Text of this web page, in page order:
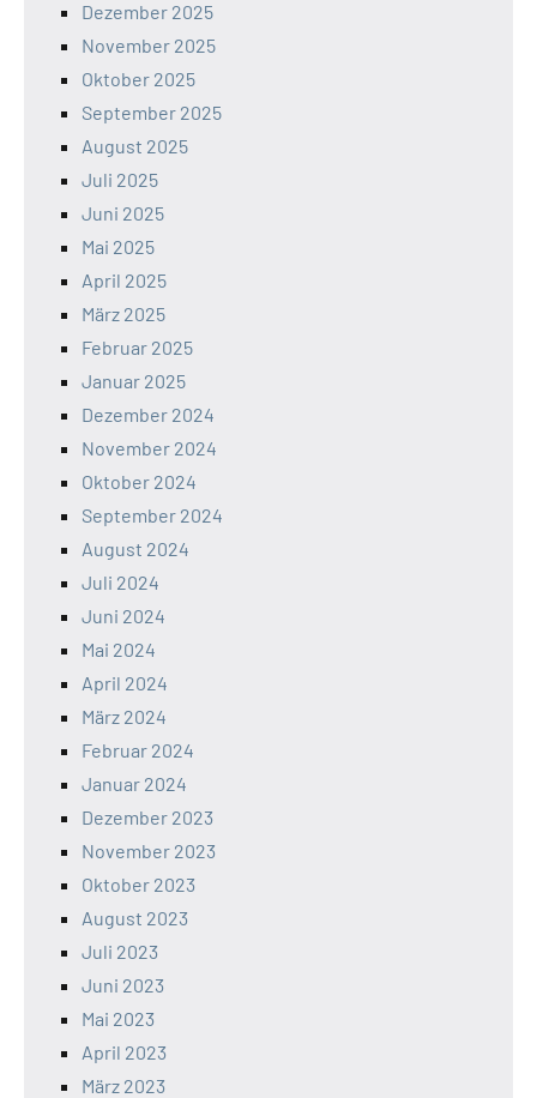
Dezember 2025
November 2025
Oktober 2025
September 2025
August 2025
Juli 2025
Juni 2025
Mai 2025
April 2025
März 2025
Februar 2025
Januar 2025
Dezember 2024
November 2024
Oktober 2024
September 2024
August 2024
Juli 2024
Juni 2024
Mai 2024
April 2024
März 2024
Februar 2024
Januar 2024
Dezember 2023
November 2023
Oktober 2023
August 2023
Juli 2023
Juni 2023
Mai 2023
April 2023
März 2023